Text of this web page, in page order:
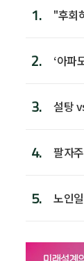
1.
"후회
2.
‘아파
3. 설탕
4. 팔자
5.
노인